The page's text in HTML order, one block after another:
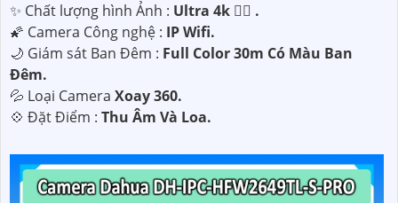
✨ Chất lượng hình Ảnh : Ultra 4k 👍🏾 .
🌠 Camera Công nghệ : IP Wifi.
🌙 Giám sát Ban Đêm : Full Color 30m Có Màu Ban
Ðêm.
💦 Loại Camera Xoay 360.
️💠 Đặt Điểm : Thu Âm Và Loa.